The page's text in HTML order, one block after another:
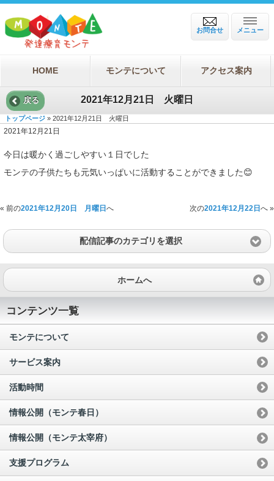
メニュー
お問合せ
HOME モンテについて アクセス案内
戻る 2021年12月21日 火曜日
トップページ » 2021年12月21日 火曜日
2021年12月21日
今日は暖かく過ごしやすい１日でした
モンテの子供たちも元気いっぱいに活動することができました😊
« 前の2021年12月20日 月曜日 へ 次の2021年12月22日 へ »
配信記事のカテゴリを選択
ホームへ
コンテンツ一覧
モンテについて
サービス案内
活動時間
情報公開（モンテ春日）
情報公開（モンテ太宰府）
支援プログラム